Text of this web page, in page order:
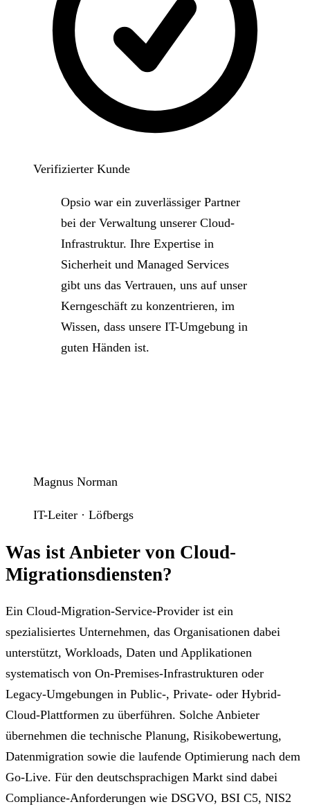
Verifizierter Kunde
Opsio war ein zuverlässiger Partner
bei der Verwaltung unserer Cloud-
Infrastruktur. Ihre Expertise in
Sicherheit und Managed Services
gibt uns das Vertrauen, uns auf unser
Kerngeschäft zu konzentrieren, im
Wissen, dass unsere IT-Umgebung in
guten Händen ist.
Magnus Norman
IT-Leiter · Löfbergs
Was ist Anbieter von Cloud-
Migrationsdiensten?
Ein Cloud-Migration-Service-Provider ist ein
spezialisiertes Unternehmen, das Organisationen dabei
unterstützt, Workloads, Daten und Applikationen
systematisch von On-Premises-Infrastrukturen oder
Legacy-Umgebungen in Public-, Private- oder Hybrid-
Cloud-Plattformen zu überführen. Solche Anbieter
übernehmen die technische Planung, Risikobewertung,
Datenmigration sowie die laufende Optimierung nach dem
Go-Live. Für den deutschsprachigen Markt sind dabei
Compliance-Anforderungen wie DSGVO, BSI C5, NIS2